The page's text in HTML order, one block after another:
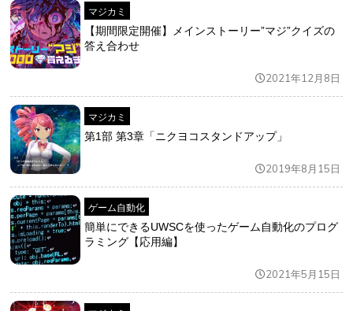
マジカミ
【期間限定開催】メインストーリー”マジ”クイズの
答え合わせ
2021年12月8日
マジカミ
第1部 第3章「ニクヨコスタンドアップ」
2019年8月15日
ゲーム自動化
簡単にできるUWSCを使ったゲーム自動化のプログ
ラミング【応用編】
2021年5月15日